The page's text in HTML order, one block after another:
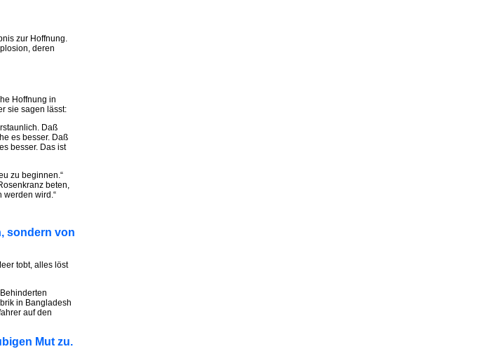
zur Hoffnung.
deren
Hoffnung in
sie sagen lässt:
Daß
es besser. Daß
besser. Das ist
zu beginnen.“
beten,
werden wird.“
sondern von
tobt, alles löst
in Bangladesh
auf den
Mut zu.